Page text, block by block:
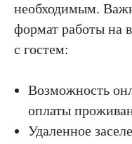
необходимым.
формат работы на
с гостем:
Возможность
оплаты
Удаленное